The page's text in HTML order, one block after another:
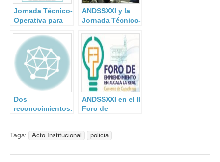
Jornada Técnico-
Operativa para
Jefes de
Seguridad
ANDSSXXI y la
Jornada Técnico-
Directores y
Jefes de
Seguridad.
Dos
reconocimientos.
ANDSSXXI en el II
Foro de
Jaén.
Tags: Acto Institucional policia